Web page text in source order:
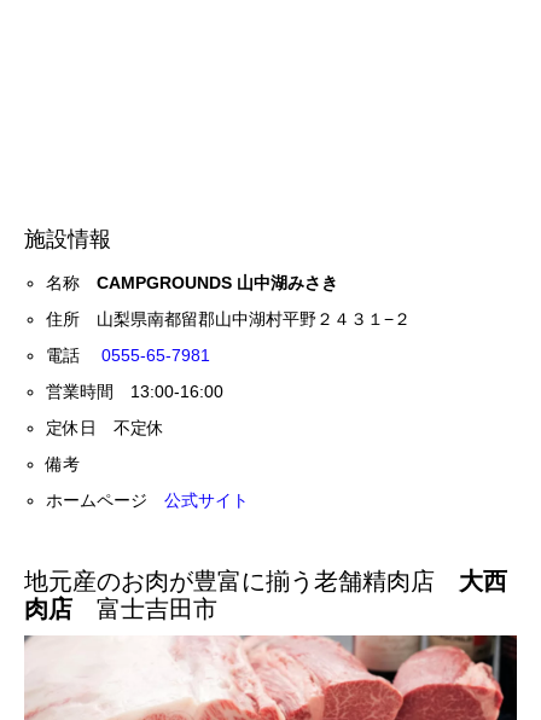
施設情報
名称CAMPGROUNDS 山中湖みさき
住所 山梨県南都留郡山中湖村平野２４３１−２
電話0555-65-7981
営業時間 13:00-16:00
定休日 不定休
備考
ホームページ公式サイト
地元産のお肉が豊富に揃う老舗精肉店 大西
肉店 富士吉田市